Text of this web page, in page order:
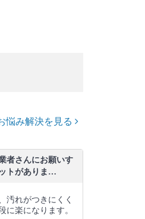
悩み解決を見る
者さんにお願いす
トがありま…
汚れがつきにくく
に楽になります。